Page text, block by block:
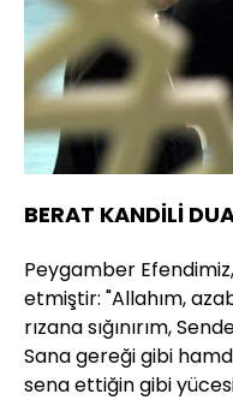
BERAT KANDİLİ
Peygamber
etmiştir: "Allahım,
rızana sığınırım,
Sana gereği gibi
sena ettiğin gibi